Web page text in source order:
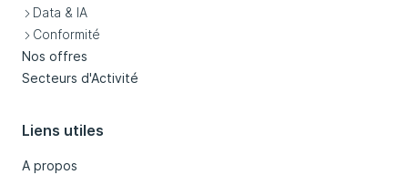
Data & IA
Conformité
Nos offres
Secteurs d'Activité
Liens utiles
A propos